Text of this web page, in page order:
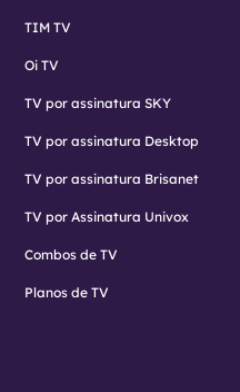
TIM TV
Oi TV
TV por assinatura SKY
TV por assinatura Desktop
TV por assinatura Brisanet
TV por Assinatura Univox
Combos de TV
Planos de TV